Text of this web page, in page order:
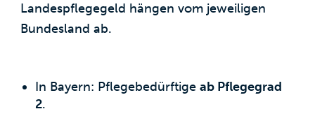
Landespflegegeld hängen vom jeweiligen
Bundesland ab.
In Bayern: Pflegebedürftige ab Pflegegrad
2.